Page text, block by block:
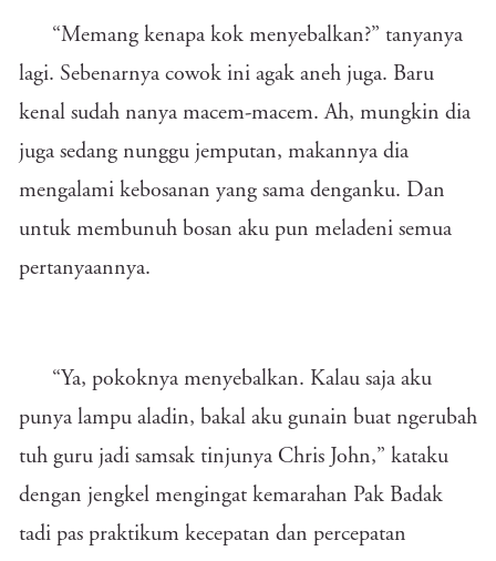
“Memang kenapa kok menyebalkan?” tanyanya
lagi. Sebenarnya cowok ini agak aneh juga. Baru
kenal sudah nanya macem-macem. Ah, mungkin dia
juga sedang nunggu jemputan, makannya dia
mengalami kebosanan yang sama denganku. Dan
untuk membunuh bosan aku pun meladeni semua
pertanyaannya.
“Ya, pokoknya menyebalkan. Kalau saja aku
punya lampu aladin, bakal aku gunain buat ngerubah
tuh guru jadi samsak tinjunya Chris John,” kataku
dengan jengkel mengingat kemarahan Pak Badak
tadi pas praktikum kecepatan dan percepatan